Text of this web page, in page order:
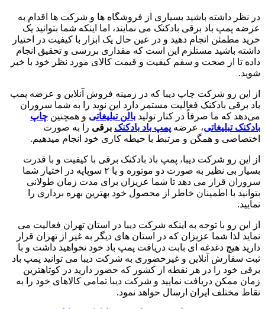
در نظر داشته باشید بسیاری از فروشگاه ها و شرکت ها اقدام به
عرضه پمپ باد برقی بادکنک می نمایند، اما اینکه شما بتوانید یک
خرید مطمئن انجام دهید و در عین حال یک ابزار با کیفیت در اختیار
داشته باشید مستلزم این است که مقداری بررسی و تحقیق انجام
داده تا از صحت و سقم کیفیت و قیمت کالای مورد نظر خود با خبر
شوید.
از این رو شرکت چاپ دیبا که در زمینه فروش آنلاین و عرضه پمپ
باد برقی بادکنک فعالیت مستمر دارد این نوید را به شما سروران
می‌دهد که ما صرفاً در کنار تولید بالن تبلیغاتی و همچنین چاپ
بادکنک تبلیغاتی، عرضه پمپ باد بادکنک برقی را به صورت
اختصاصی و همگن و مرتبط با حیطه کاری خود انجام میدهیم.
از این رو شرکت دیبا، پمپ باد بادکنک برقی با کیفیت و با قدرت
بسیار بی نظیر به صورت دو موتوره و یا ۲ سوپاپه در اختیار شما
سروران قرار می دهد تا شما عزیزان برای مدت زمان طولانی
بتوانید با اطمینان خاطر از محصول خود بهترین بهره برداری را
نمایید.
از این رو با توجه به اینکه شرکت دیبا در استان تهران فعالیت می
نماید لذا شما عزیزان که در استان های دیگر به غیر از تهران قرار
دارید هیچ دغدغه ای بابت دریافت پمپ باد خود نخواهید داشت و با
ثبت سفارش آنلاین و غیرحضوری به شرکت دیبا می توانید پمپ باد
برقی خود را در هر نقطه از کشور که حضور دارید در کوتاهترین
زمان ممکن دریافت نمایید و شرکت دیبا تمامی کالاهای خود را به
نقاط مختلف ایران ارسال خواهد نمود.